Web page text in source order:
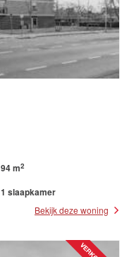
94 m2
1 slaapkamer
Bekijk deze woning